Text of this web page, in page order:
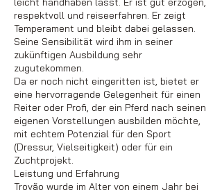
respektvoll und reiseerfahren. Er zeigt
Temperament und bleibt dabei gelassen.
Seine Sensibilität wird ihm in seiner
zukünftigen Ausbildung sehr
zugutekommen.
Da er noch nicht eingeritten ist, bietet er
eine hervorragende Gelegenheit für einen
Reiter oder Profi, der ein Pferd nach seinen
eigenen Vorstellungen ausbilden möchte,
mit echtem Potenzial für den Sport
(Dressur, Vielseitigkeit) oder für ein
Zuchtprojekt.
Leistung und Erfahrung
Trovão wurde im Alter von einem Jahr bei